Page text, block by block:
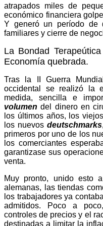
atrapados miles de
económico financiera
Y generó un período de
familiares y cierre de
La Bondad
Economía quebrada.
Tras la II Guerra
occidental se realizó la
medida, sencilla e
volumen del dinero en
los últimos años, los viejos
los nuevos deutschmarks
primeros por uno de los
los comerciantes
garantizase sus
venta.
Muy pronto, unido esto
alemanas, las tiendas
los trabajadores ya
admitidos. Poco a
controles de precios y el
destinadas a limitar la